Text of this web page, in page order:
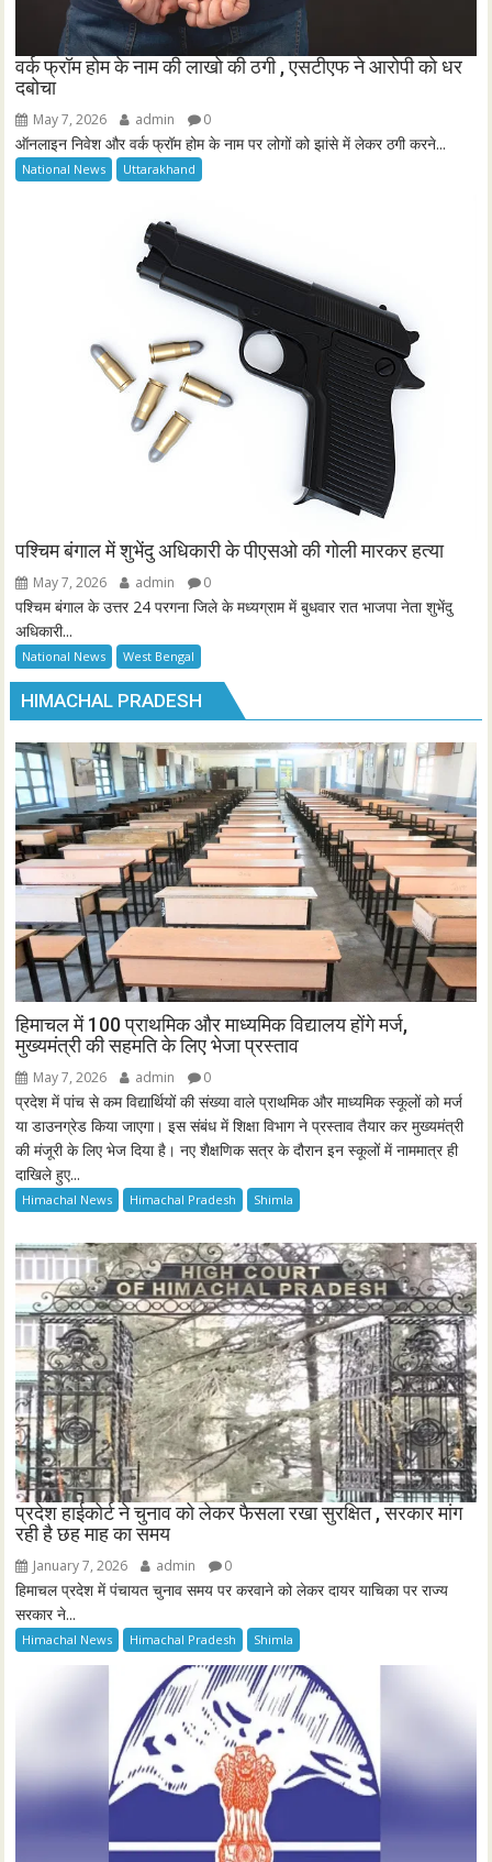
वर्क फ्रॉम होम के नाम की लाखो की ठगी , एसटीएफ ने आरोपी को धर
दबोचा
May 7, 2026 admin 0
ऑनलाइन निवेश और वर्क फ्रॉम होम के नाम पर लोगों को झांसे में लेकर ठगी करने...
National News Uttarakhand
पश्चिम बंगाल में शुभेंदु अधिकारी के पीएसओ की गोली मारकर हत्या
May 7, 2026 admin 0
पश्चिम बंगाल के उत्तर 24 परगना जिले के मध्यग्राम में बुधवार रात भाजपा नेता शुभेंदु
अधिकारी...
National News West Bengal
HIMACHAL PRADESH
हिमाचल में 100 प्राथमिक और माध्यमिक विद्यालय होंगे मर्ज,
मुख्यमंत्री की सहमति के लिए भेजा प्रस्ताव
May 7, 2026 admin 0
प्रदेश में पांच से कम विद्यार्थियों की संख्या वाले प्राथमिक और माध्यमिक स्कूलों को मर्ज
या डाउनग्रेड किया जाएगा। इस संबंध में शिक्षा विभाग ने प्रस्ताव तैयार कर मुख्यमंत्री
की मंजूरी के लिए भेज दिया है। नए शैक्षणिक सत्र के दौरान इन स्कूलों में नाममात्र ही
दाखिले हुए...
Himachal News Himachal Pradesh Shimla
प्रदेश हाईकोर्ट ने चुनाव को लेकर फैसला रखा सुरक्षित , सरकार मांग
रही है छह माह का समय
January 7, 2026 admin 0
हिमाचल प्रदेश में पंचायत चुनाव समय पर करवाने को लेकर दायर याचिका पर राज्य
सरकार ने...
Himachal News Himachal Pradesh Shimla